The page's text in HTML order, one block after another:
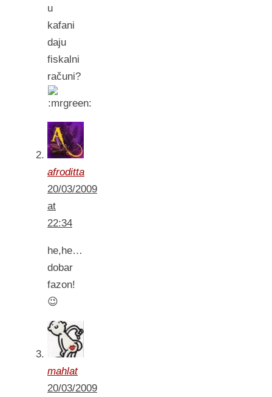
u
kafani
daju
fiskalni
računi?
afroditta
20/03/2009
at
22:34
he,he…
dobar
fazon!
😉
mahlat
20/03/2009